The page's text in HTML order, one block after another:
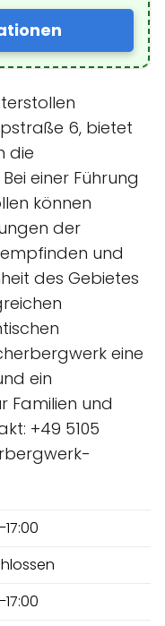
6, bietet
die
einer Führung
können
der
und
des Gebietes
eine
ein
Familien und
+49 5105